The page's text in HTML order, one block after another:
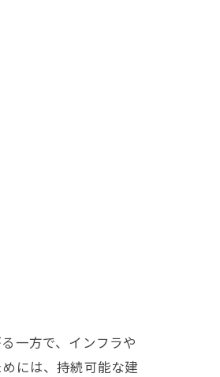
一方で、インフラや
には、持続可能な建